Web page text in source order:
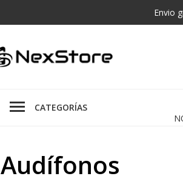
Envio
CATEGORÍAS
Audífonos